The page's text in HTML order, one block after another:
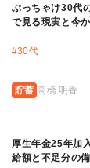
ぶっちゃけ30代
で見る現実と今
#30代
貯蓄 高橋 明香
厚生年金25年加
給額と不足分の